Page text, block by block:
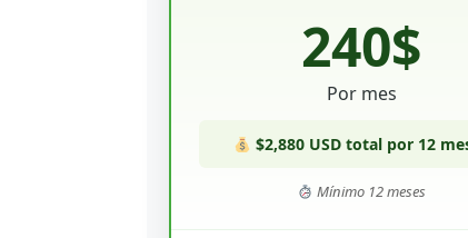
240$
Por mes
$2,880 USD total por 12
Mínimo 12 meses